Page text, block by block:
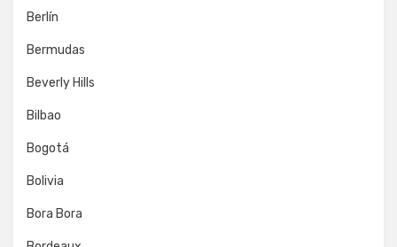
Berlín
Bermudas
Beverly Hills
Bilbao
Bogotá
Bolivia
Bora Bora